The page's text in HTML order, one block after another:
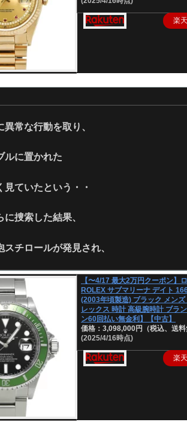
楽
常な行動を取り、
ルに置かれた
ていたという・・
捜索した結果、
スチロールが発見され、
【〜4/17 最大2万円クーポン】
ROLEX サブマリーナ デイト
(2003年頃製造) ブラック メンズ
レックス 時計 高級腕時計 ブラ
ン60回払い無金利】【中古】
価格：3,098,000円（税込、送
(2025/4/16時点)
楽